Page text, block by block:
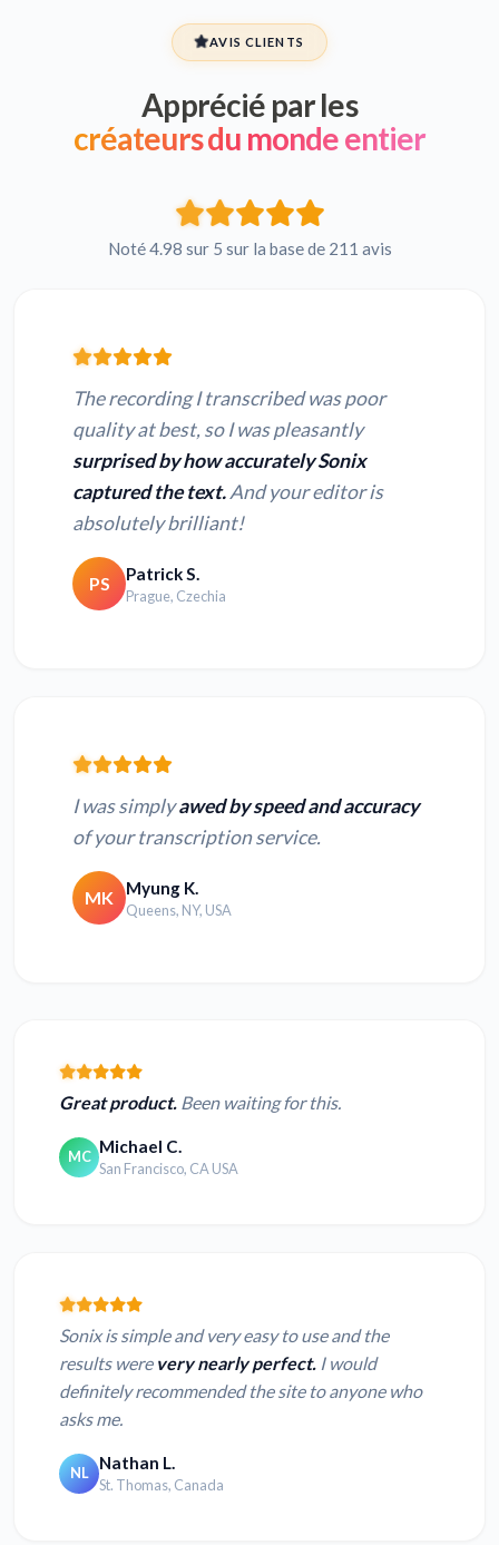
AVIS CLIENTS
Apprécié par les
créateurs du monde entier
Noté 4.98 sur 5 sur la base de 211 avis
The recording I transcribed was poor
quality at best, so I was pleasantly
surprised by how accurately Sonix
captured the text.And your editor is
absolutely brilliant!
PS Patrick S.
Prague, Czechia
I was simplyawed by speed and accuracy
of your transcription service.
MK Myung K.
Queens, NY, USA
Great product. Been waiting for this.
MC Michael C.
San Francisco, CA USA
Sonix is simple and very easy to use and the
results were very nearly perfect. I would
definitely recommended the site to anyone who
asks me.
NL Nathan L.
St. Thomas, Canada